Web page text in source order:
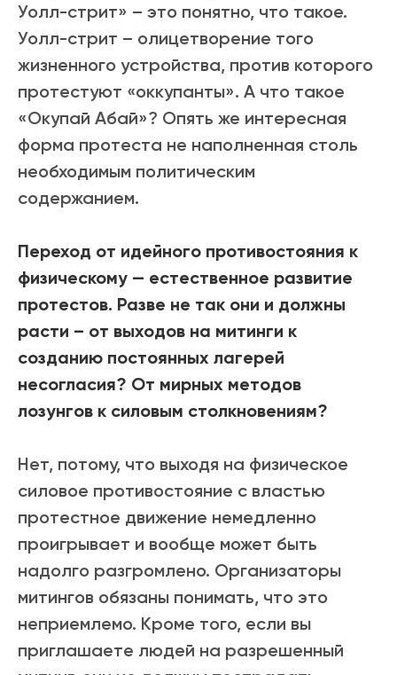
Уолл-стрит» – это понятно, что такое.
Уолл-стрит – олицетворение того
жизненного устройства, против которого
протестуют «оккупанты». А что такое
«Окупай Абай»? Опять же интересная
форма протеста не наполненная столь
необходимым политическим
содержанием.
Переход от идейного противостояния к
физическому — естественное развитие
протестов. Разве не так они и должны
расти – от выходов на митинги к
созданию постоянных лагерей
несогласия? От мирных методов
лозунгов к силовым столкновениям?
Нет, потому, что выходя на физическое
силовое противостояние с властью
протестное движение немедленно
проигрывает и вообще может быть
надолго разгромлено. Организаторы
митингов обязаны понимать, что это
неприемлемо. Кроме того, если вы
приглашаете людей на разрешенный